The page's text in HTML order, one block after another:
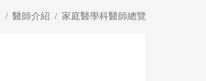
醫師介紹 家庭醫學科醫師總覽